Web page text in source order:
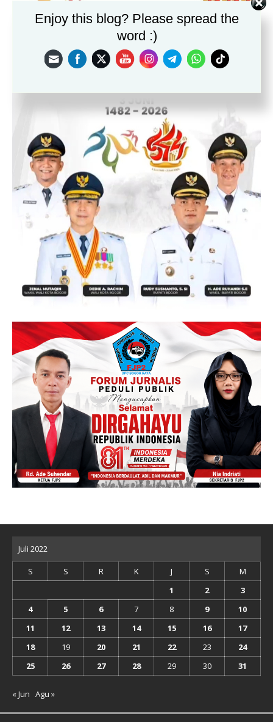
Juli 2022
S S R K J S
M
1
2
3
4
5 6 7 8 9
10
11
12 13 14 15 16
17
18
19 20 21 22 23
24
25
26 27 28 29 30 31
« Jun Agu »
Enjoy this blog? Please spread the
word :)